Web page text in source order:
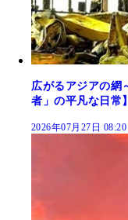
広がるアジアの網
者」の平凡な日常】
2026年07月27日 08:20